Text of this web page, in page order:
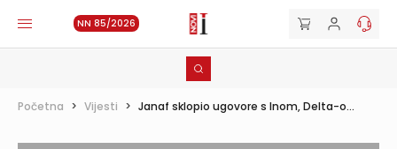
NN 85/2026
Početna > Vijesti > Janaf sklopio ugovore s Inom, Delta-o...